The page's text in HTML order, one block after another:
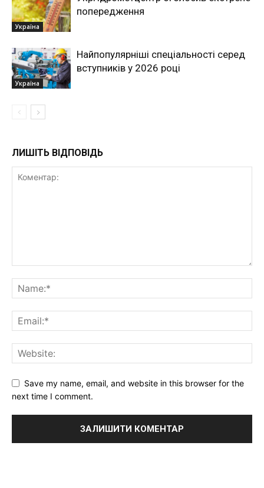
Україна
попередження
Україна
Найпопулярніші спеціальності серед
вступників у 2026 році
ЛИШІТЬ ВІДПОВІДЬ
Save my name, email, and website in this browser for the
next time I comment.